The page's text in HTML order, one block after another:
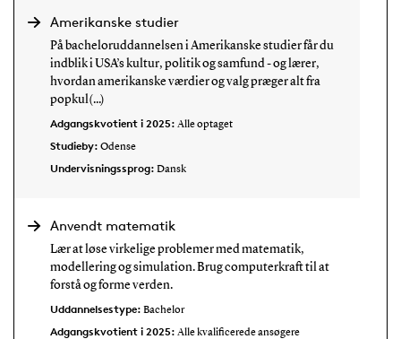
Amerikanske studier
På bacheloruddannelsen i Amerikanske studier får du
indblik i USA’s kultur, politik og samfund - og lærer,
hvordan amerikanske værdier og valg præger alt fra
popkul(...)
Adgangskvotient i 2025: Alle optaget
Studieby: Odense
Undervisningssprog: Dansk
Anvendt matematik
Lær at løse virkelige problemer med matematik,
modellering og simulation. Brug computerkraft til at
forstå og forme verden.
Uddannelsestype: Bachelor
Adgangskvotient i 2025: Alle kvalificerede ansøgere